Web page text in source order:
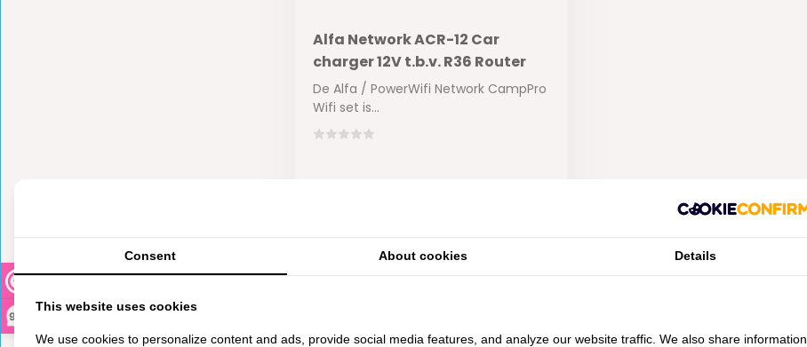
9,3
Alfa Network ACR-12 Car
charger 12V t.b.v. R36 Router
De Alfa / PowerWifi Network CampPro
Wifi set is...
€9,95
Consent About cookies Details
This website uses cookies
We use cookies to personalize content and ads, provide social media features, and analyze our website traffic. We also share information